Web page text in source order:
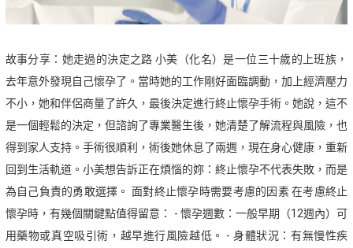
故事分享：她走過的決定之路 小美（化名）是一位三十歲的上班族，
去年意外發現自己懷孕了。當時她的工作剛好面臨調動，加上經濟壓力
不小，她和伴侶商量了許久，最後決定進行終止懷孕手術。她說，這不
是一個輕鬆的決定，但諮詢了專業醫生後，她清楚了解流程與風險，也
得到家人支持。手術很順利，術後她休息了兩週，現在身心健康，重新
回到生活軌道。小美想告訴正在煩惱的妳：終止懷孕不代表失敗，而是
為自己負責的勇敢選擇。 面對終止懷孕時需要考慮的因素 在考慮終止
懷孕時，有幾個關鍵點值得留意： - 懷孕週數：一般早期（12週內）可
用藥物或真空吸引術，越早進行風險越低。 - 身體狀況：有無慢性疾